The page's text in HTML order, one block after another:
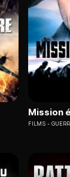
Mission
FILMS